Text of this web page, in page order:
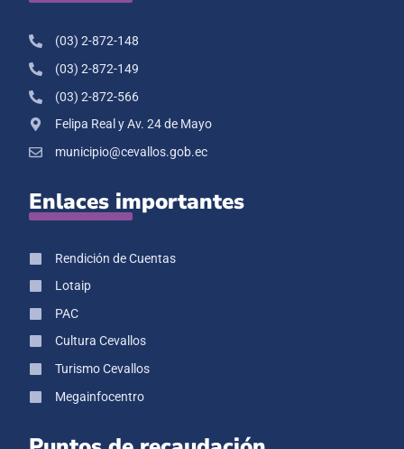
(03) 2-872-148
(03) 2-872-149
(03) 2-872-566
Felipa Real y Av. 24 de Mayo
municipio@cevallos.gob.ec
Enlaces importantes
Rendición de Cuentas
Lotaip
PAC
Cultura Cevallos
Turismo Cevallos
Megainfocentro